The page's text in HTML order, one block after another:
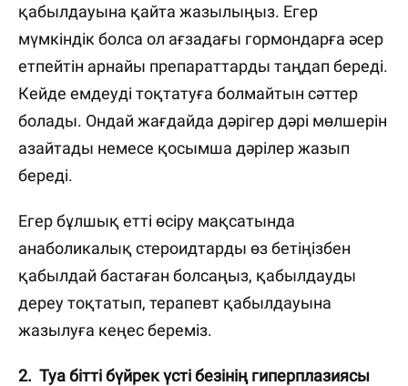
қабылдауына қайта жазылыңыз. Егер
мүмкіндік болса ол ағзадағы гормондарға әсер
етпейтін арнайы препараттарды таңдап береді.
Кейде емдеуді тоқтатуға болмайтын сәттер
болады. Ондай жағдайда дәрігер дәрі мөлшерін
азайтады немесе қосымша дәрілер жазып
береді.
Егер бұлшық етті өсіру мақсатында
анаболикалық стероидтарды өз бетіңізбен
қабылдай бастаған болсаңыз, қабылдауды
дереу тоқтатып, терапевт қабылдауына
жазылуға кеңес береміз.
2. Туа бітті бүйрек үсті безінің гиперплазиясы